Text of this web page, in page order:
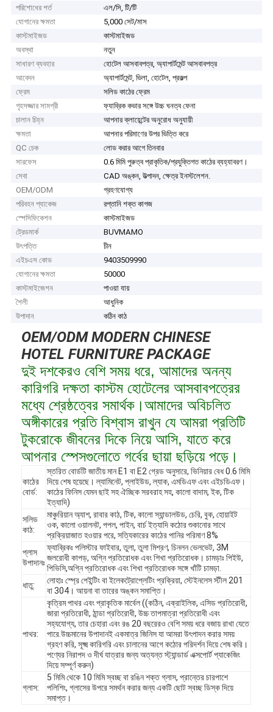
পরিশোধের শর্ত
এল/সি, টি/টি
যোগানের ক্ষমতা
5,000 সেট/মাস
কাস্টমাইজড
কাস্টমাইজড
অবস্থা
নতুন
সাধারণ ব্যবহার
হোটেল আসবাবপত্র, অ্যাপার্টমেন্ট আসবাবপত্র
আবেদন
অ্যাপার্টমেন্ট, ভিলা, হোটেল, প্রকল্প
ফ্রেম
সলিড কাঠের ফ্রেম
গৃহসজ্জার সামগ্রী
ফ্যাব্রিক কভার সঙ্গে উচ্চ ঘনত্ব ফেনা
চালান চিহ্ন
আপনার ক্লায়েন্টের অনুরোধ অনুযায়ী
ক্ষমতা
আপনার পরিমাণের উপর ভিত্তি করে
QC চেক
লোড করার আগে তিনবার
সারফেস
0.6 মিমি পুরুত্ব প্রাকৃতিক/প্রযুক্তিগত কাঠের ব্যহ্যাবরণ।
সেবা
CAD অঙ্কন, উত্পাদন, ক্ষেত্র ইনস্টলেশন.
OEM/ODM
গ্রহণযোগ্য
পরিবহন প্যাকেজ
রপ্তানি শক্ত কাগজ
স্পেসিফিকেশন
কাস্টমাইজড
ট্রেডমার্ক
BUVMAMO
উৎপত্তি
চীন
এইচএস কোড
9403509990
যোগানের ক্ষমতা
50000
কাস্টমাইজেশন
পাওয়া যায়
শৈলী
আধুনিক
উপাদান
কঠিন কাঠ
OEM/ODM MODERN CHINESE
HOTEL FURNITURE PACKAGE
দুই দশকেরও বেশি সময় ধরে, আমাদের অনন্য
কারিগরি দক্ষতা কাস্টম হোটেলের আসবাবপত্রের
মধ্যে শ্রেষ্ঠত্বের সমার্থক।আমাদের অবিচলিত
অঙ্গীকারের প্রতি বিশ্বাস রাখুন যে আমরা প্রতিটি
টুকরোকে জীবনের দিকে নিয়ে আসি, যাতে করে
আপনার স্পেসগুলোতে গর্বের ছায়া ছড়িয়ে পড়ে।
কাঠের
বোর্ড:
স্তরিত বোর্ডটি জাতীয় মান E1 বা E2 গ্রেড অনুসারে, ভিনিয়ার বেধ 0.6 মিমি
দিয়ে শেষ হয়েছে। ল্যামিনেট, প্লাইউড, ল্যাক, এমডিএফ এবং এইচডিএফ।
কাঠের ফিনিস যেমন ছাই সহ ঐচ্ছিক সরবরাহ সহ, কালো বাদাম, ইক, টিক
ইত্যাদি)
সলিড
কাঠ:
মাঞ্চুরিয়ান অ্যাশ, রাবার কাঠ, টিক, কালো স্যান্ডালউড, চেরি, বুক, হোয়াইট
ওক, কালো ওয়ালনট, পপল, পাইন, বার্চ ইত্যাদি কঠোর শুকানোর সাথে
প্রক্রিয়াজাত হওয়ার পরে, সত্যিকারের কাঠের পানির পরিমাণ 8%
প্লাস
উপাদানঃ
ফ্যাব্রিকঃ পলিস্টার ফাইবার, তুলা, তুলা মিশ্রণ, চিনলন ভেলভেট, 3M
জলরোধী কাপড়, অগ্নি প্রতিরোধক এবং শিখা প্রতিরোধক। চামড়াঃ পিইউ,
পিভিসি,অগ্নি প্রতিরোধক এবং শিখা প্রতিরোধক সঙ্গে খাঁটি চামড়া.
ধাতু:
লোহাঃ স্প্রে পেইন্টিং বা ইলেকট্রোপ্লেটিং প্রক্রিয়া, স্টেইনলেস স্টীল 201
বা 304। আয়না বা তারের অঙ্কন সমাপ্তি।
পাথর:
কৃত্রিম পাথর এবং প্রাকৃতিক মার্বেল ((কঠিন, এক্রাইলিক, এসিড প্রতিরোধী,
জারা প্রতিরোধী, ঠান্ডা প্রতিরোধী, উচ্চ তাপমাত্রা প্রতিরোধী এবং
সহ্যযোগ্য, তার চেহারা এবং রঙ 20 বছরেরও বেশি সময় ধরে বজায় রাখা যেতে
পারে.উচ্চমানের উপাদানই একমাত্র জিনিস যা আমরা উৎপাদন করার সময়
গ্রহণ করি, সূক্ষ্ম কারিগরি এবং চালানের আগে কঠোর পরিদর্শন দিয়ে শেষ করি।
পণ্যের নিরাপদ ও দীর্ঘ যাত্রার জন্য অত্যন্ত স্ট্যান্ডার্ড এক্সপোর্ট প্যাকেজিং
দিয়ে সম্পূর্ণ করুন)
গ্লাস:
5 মিমি থেকে 10 মিমি স্বচ্ছ বা রঙিন শক্ত গ্লাস, প্রান্তের চারপাশে
পলিশিং, গ্লাসের উপরে সমর্থন করার জন্য একটি ছোট স্বচ্ছ ডিস্ক দিয়ে
সমাপ্ত।